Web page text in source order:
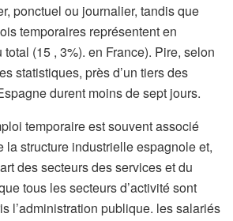
ponctuel ou journalier, tandis que
temporaires représentent en
(15 , 3%). en France). Pire, selon
statistiques, près d’un tiers des
durent moins de sept jours.
temporaire est souvent associé
la structure industrielle espagnole et,
des secteurs des services et du
tous les secteurs d’activité sont
l’administration publique. les salariés